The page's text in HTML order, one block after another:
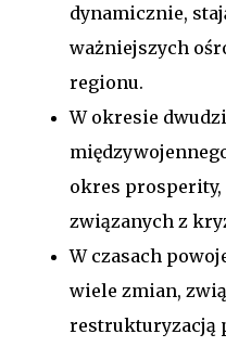
dynamicznie,
ważniejszych
regionu.
W okresie
okres
związanych z
W czasach
wiele zmian,
restrukturyzacją